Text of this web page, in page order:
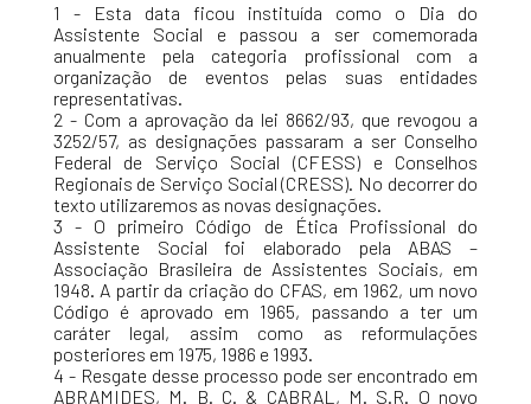
1 - Esta data ficou instituída como o Dia do
Assistente Social e passou a ser comemorada
anualmente pela categoria profissional com a
organização de eventos pelas suas entidades
representativas.
2 - Com a aprovação da lei 8662/93, que revogou a
3252/57, as designações passaram a ser Conselho
Federal de Serviço Social (CFESS) e Conselhos
Regionais de Serviço Social (CRESS). No decorrer do
texto utilizaremos as novas designações.
3 - O primeiro Código de Ética Profissional do
Assistente Social foi elaborado pela ABAS –
Associação Brasileira de Assistentes Sociais, em
1948. A partir da criação do CFAS, em 1962, um novo
Código é aprovado em 1965, passando a ter um
caráter legal, assim como as reformulações
posteriores em 1975, 1986 e 1993.
4 - Resgate desse processo pode ser encontrado em
ABRAMIDES, M. B. C. & CABRAL, M. S.R. O novo